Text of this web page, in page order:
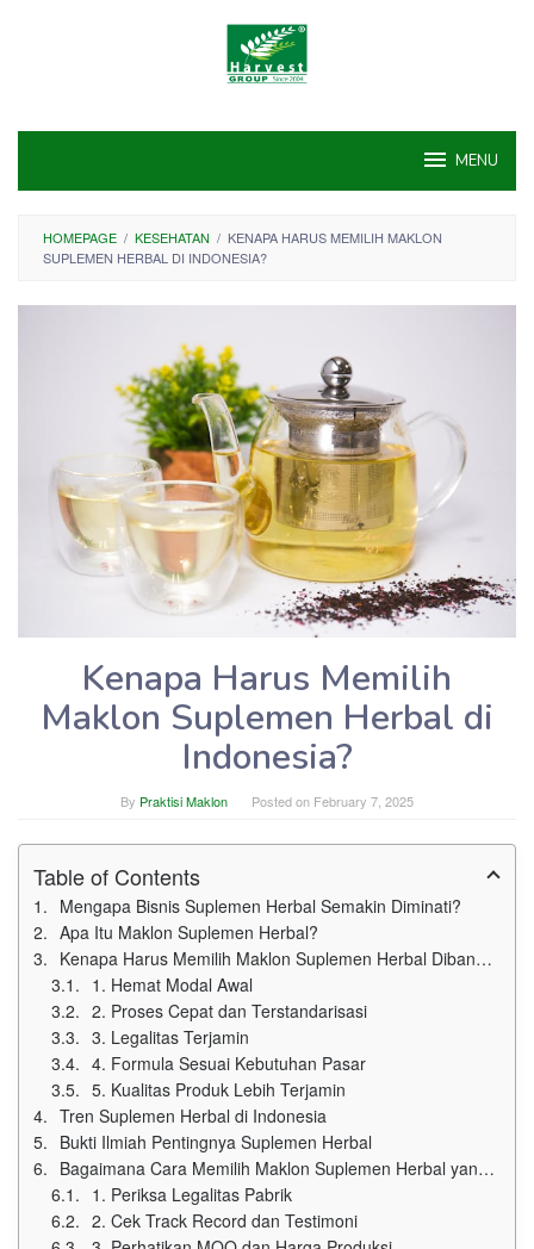
MENU
HOMEPAGE / KESEHATAN / KENAPA HARUS MEMILIH MAKLON
SUPLEMEN HERBAL DI INDONESIA?
Kenapa Harus Memilih
Maklon Suplemen Herbal di
Indonesia?
By Praktisi Maklon Posted on February 7, 2025
Table of Contents
Mengapa Bisnis Suplemen Herbal Semakin Diminati?
Apa Itu Maklon Suplemen Herbal?
Kenapa Harus Memilih Maklon Suplemen Herbal Dibanding Produksi Sendiri?
1. Hemat Modal Awal
2. Proses Cepat dan Terstandarisasi
3. Legalitas Terjamin
4. Formula Sesuai Kebutuhan Pasar
5. Kualitas Produk Lebih Terjamin
Tren Suplemen Herbal di Indonesia
Bukti Ilmiah Pentingnya Suplemen Herbal
Bagaimana Cara Memilih Maklon Suplemen Herbal yang Tepat?
1. Periksa Legalitas Pabrik
2. Cek Track Record dan Testimoni